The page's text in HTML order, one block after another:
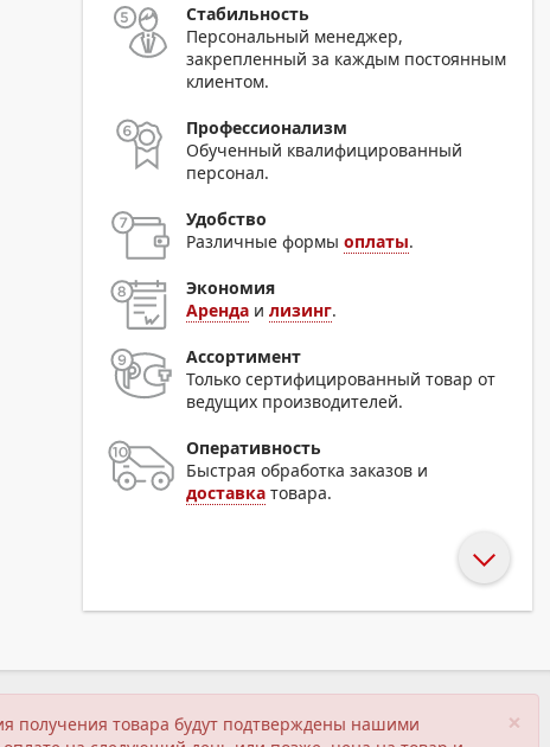
Стабильность
Персональный менеджер,
закрепленный за каждым постоянным
клиентом.
Профессионализм
Обученный квалифицированный
персонал.
Удобство
Различные формыоплаты.
Экономия
Аренда илизинг.
Ассортимент
Только сертифицированный товар от
ведущих производителей.
Оперативность
Быстрая обработка заказов и
доставка товара.
×
получения товара будут подтверждены нашими